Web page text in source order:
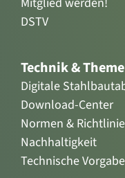
DSTV
Technik &
Digitale
Download-Center
Normen &
Nachhaltigkeit
Technische